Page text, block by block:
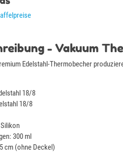
- Vakuum
Edelstahl-Thermobecher
18/8
18/8
300 ml
cm (ohne Deckel)